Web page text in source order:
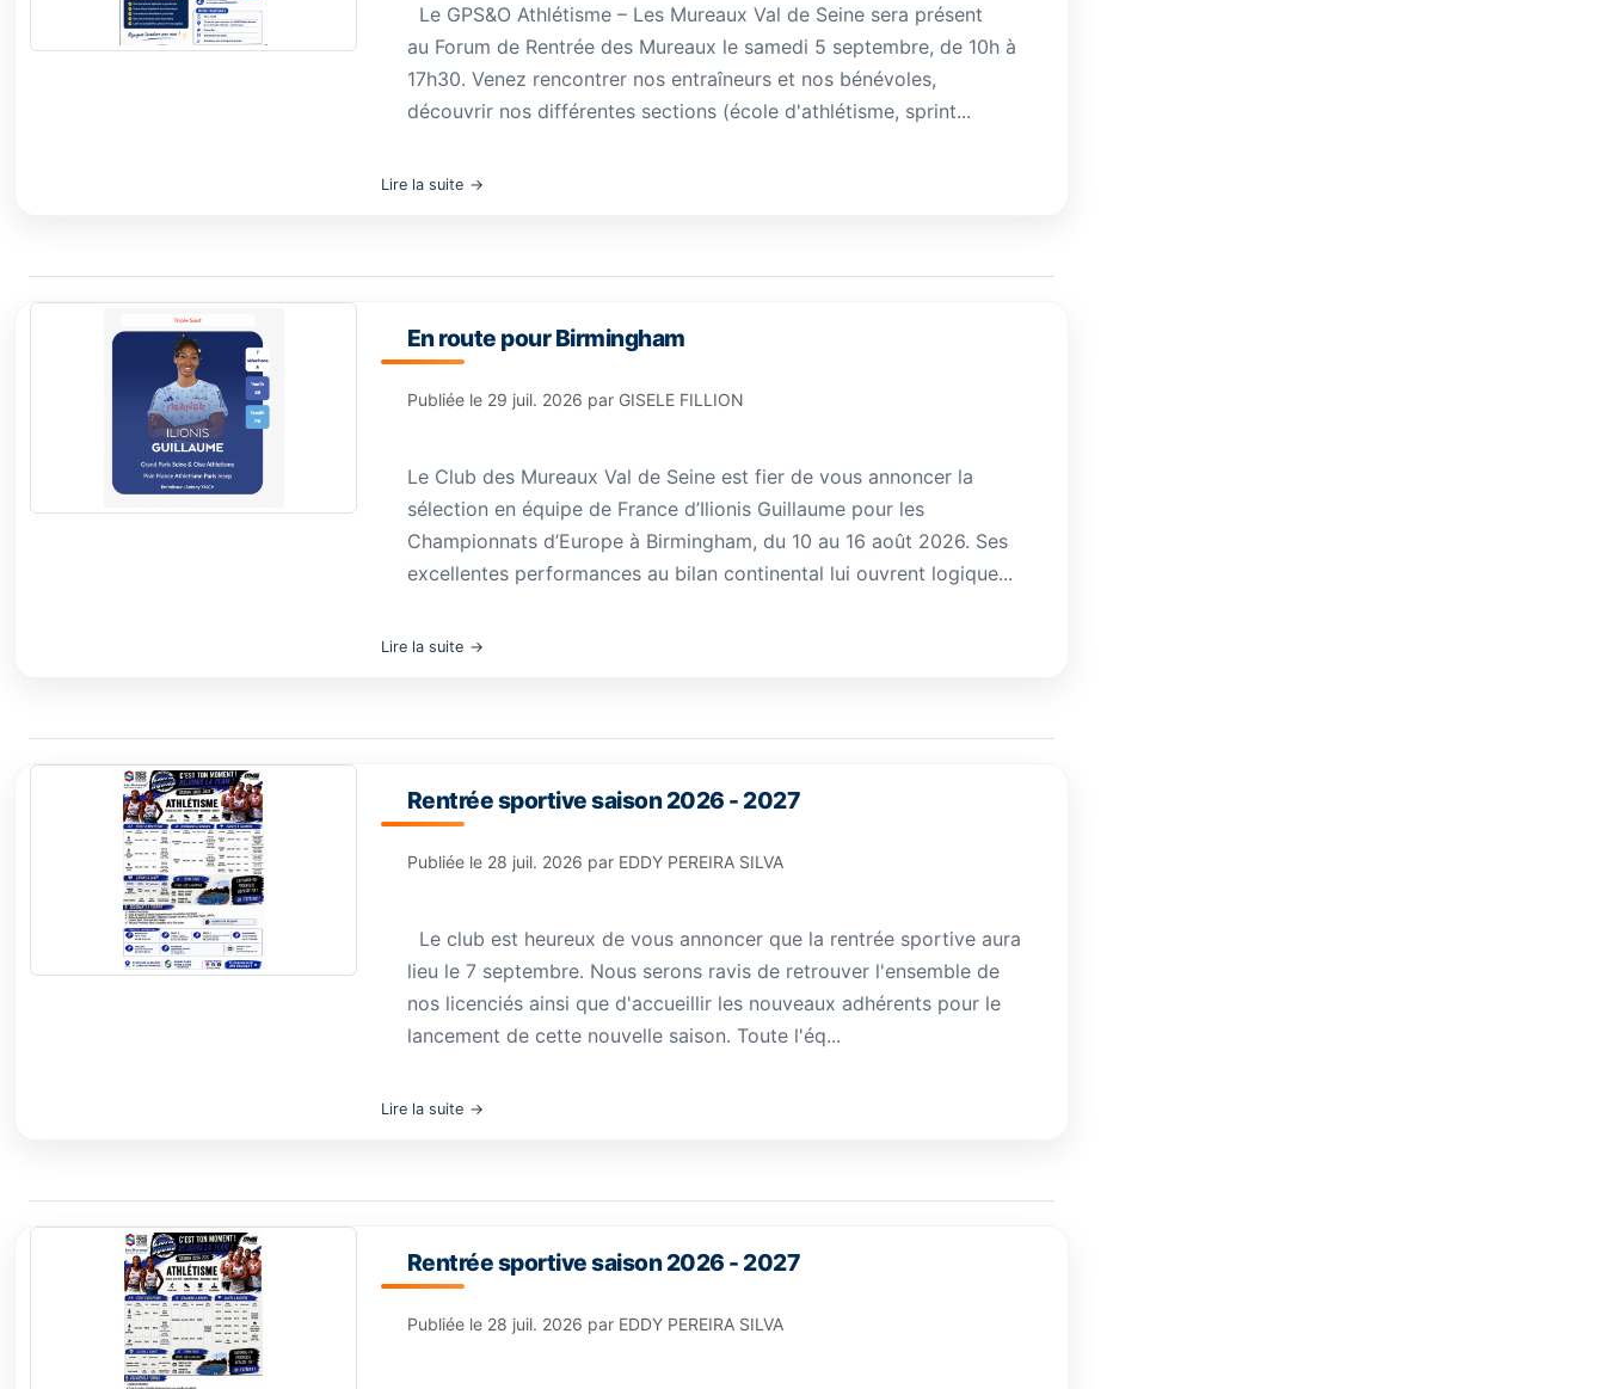
Le GPS&O Athlétisme – Les Mureaux Val de Seine sera présent
au Forum de Rentrée des Mureaux le samedi 5 septembre, de 10h à
17h30. Venez rencontrer nos entraîneurs et nos bénévoles,
découvrir nos différentes sections (école d'athlétisme, sprint...
Lire la suite
En route pour Birmingham
Publiée le 29 juil. 2026 par GISELE FILLION
Le Club des Mureaux Val de Seine est fier de vous annoncer la
sélection en équipe de France d’Ilionis Guillaume pour les
Championnats d’Europe à Birmingham, du 10 au 16 août 2026. Ses
excellentes performances au bilan continental lui ouvrent logique...
Lire la suite
Rentrée sportive saison 2026 - 2027
Publiée le 28 juil. 2026 par EDDY PEREIRA SILVA
Le club est heureux de vous annoncer que la rentrée sportive aura
lieu le 7 septembre. Nous serons ravis de retrouver l'ensemble de
nos licenciés ainsi que d'accueillir les nouveaux adhérents pour le
lancement de cette nouvelle saison. Toute l'éq...
Lire la suite
Rentrée sportive saison 2026 - 2027
Publiée le 28 juil. 2026 par EDDY PEREIRA SILVA